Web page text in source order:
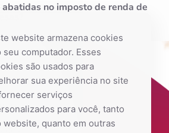
no imposto de renda de
website armazena cookies
seu computador. Esses
são usados ​​para
sua experiência no site
serviços
para você, tanto
website, quanto em outras